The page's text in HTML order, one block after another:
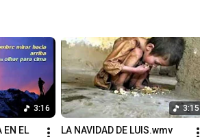
spectaculaire.
3:16
EN EL
3:15
LA NAVIDAD DE LUIS.wmv